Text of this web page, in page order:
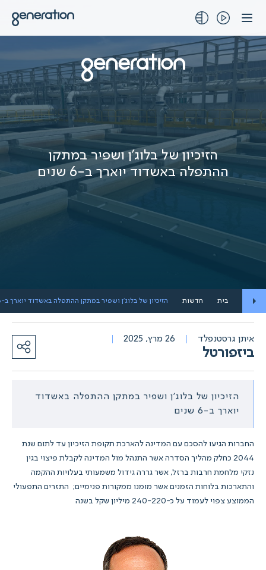
לתוכן
הזיכיון של בלוג'ן ושפיר במתקן
ההתפלה באשדוד יוארך ב-6 שנים
בית חדשות הזיכיון של בלוג'ן ושפיר במתקן ההתפלה באשדוד יוארך ב-6 שנים
איתן גרסטנפלד 26 מרץ, 2025
ביזפורטל
הזיכיון של בלוג'ן ושפיר במתקן ההתפלה באשדוד
יוארך ב-6 שנים
החברות הגיעו להסכם עם המדינה להארכת תקופת הזיכיון עד לתום שנת
2044 כחלק מהליך הסדרה אשר התנהל מול המדינה לקבלת פיצוי בגין
נזקי מלחמת חרבות ברזל, אשר גררה גידול משמעותי בעלויות ההקמה
והתארכות בלוחות הזמנים אשר מומנו ממקורות פנימיים; התזרים התפעולי
הממוצע צפוי לעמוד על כ-240-220 מיליון שקל בשנה